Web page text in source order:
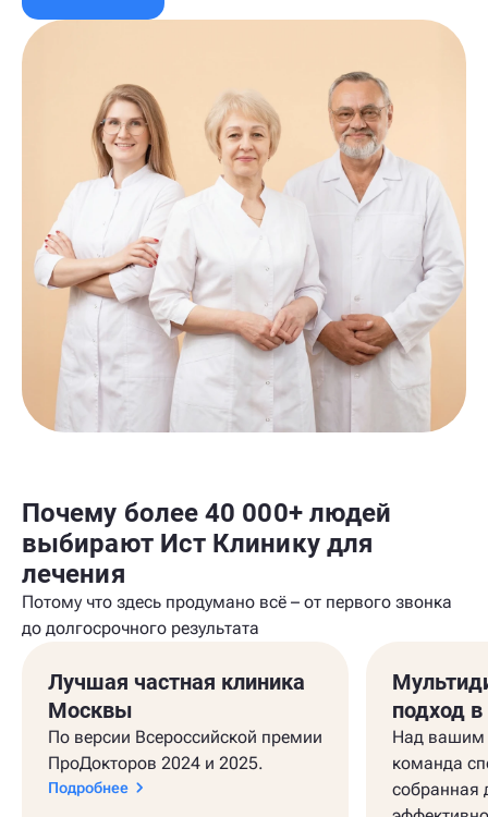
Почему более 40 000+ людей
выбирают Ист Клинику для
лечения
Потому что здесь продумано всё – от первого звонка
до долгосрочного результата
Лучшая частная клиника
Москвы
По версии Всероссийской премии
ПроДокторов 2024 и 2025.
Подробнее
подход
Над вашим
команда
собранная